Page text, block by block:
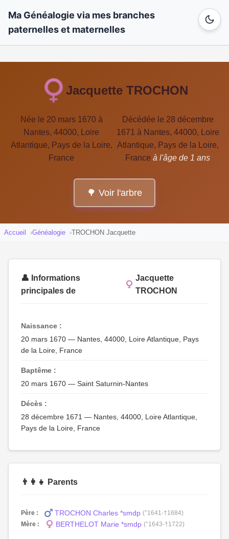
Ma Généalogie via mes branches
paternelles et maternelles
Jacquette TROCHON
Née le 20 mars 1670 à
Nantes, 44000, Loire
Atlantique, Pays de la Loire,
France
Décédée le 28 décembre
1671 à Nantes, 44000, Loire
Atlantique, Pays de la Loire,
France à l'âge de 1 ans
🌳 Voir l'arbre
Accueil Généalogie TROCHON Jacquette
👤 Informations
principales de
Jacquette
TROCHON
Naissance :
20 mars 1670 — Nantes, 44000, Loire Atlantique, Pays
de la Loire, France
Baptême :
20 mars 1670 — Saint Saturnin-Nantes
Décès :
28 décembre 1671 — Nantes, 44000, Loire Atlantique,
Pays de la Loire, France
👨‍👩‍👧 Parents
Père : TROCHON Charles *smdp (°1641-†1684)
Mère :
BERTHELOT Marie *smdp (°1643-†1722)